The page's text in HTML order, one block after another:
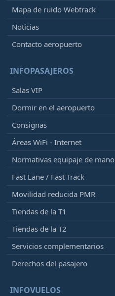
Mapa de ruido Webtrack
Noticias
Contacto aeropuerto
INFOPASAJEROS
Salas VIP
Dormir en el aeropuerto
Consignas
Áreas WiFi - Internet
Normativas equipaje de mano
Fast Lane / Fast Track
Movilidad reducida PMR
Tiendas de la T1
Tiendas de la T2
Servicios complementarios
Derechos del pasajero
INFOVUELOS